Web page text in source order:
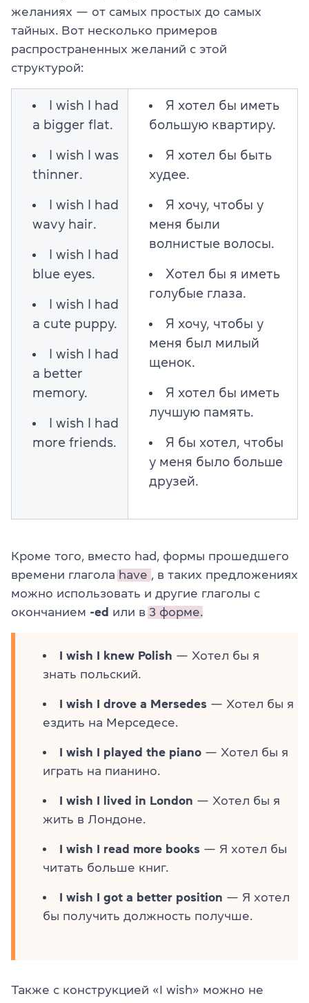
желаниях — от самых простых до самых
тайных. Вот несколько примеров
распространенных желаний с этой
структурой:
I wish I had
a bigger flat.
I wish I was
thinner.
I wish I had
wavy hair.
I wish I had
blue eyes.
I wish I had
a cute puppy.
I wish I had
a better
memory.
I wish I had
more friends.
Я хотел бы иметь
большую квартиру.
Я хотел бы быть
худее.
Я хочу, чтобы у
меня были
волнистые волосы.
Хотел бы я иметь
голубые глаза.
Я хочу, чтобы у
меня был милый
щенок.
Я хотел бы иметь
лучшую память.
Я бы хотел, чтобы
у меня было больше
друзей.
Кроме того, вместо had, формы прошедшего
времени глагола have
, в таких предложениях
можно использовать и другие глаголы с
окончанием -ed или в 3 форме.
I wish I knew Polish — Хотел бы я
знать польский.
I wish I drove a Mersedes — Хотел бы я
ездить на Мерседесе.
I wish I played the piano — Хотел бы я
играть на пианино.
I wish I lived in London — Хотел бы я
жить в Лондоне.
I wish I read more books — Я хотел бы
читать больше книг.
I wish I got a better position — Я хотел
бы получить должность получше.
Также с конструкцией «I wish» можно не